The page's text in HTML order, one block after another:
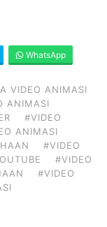
WhatsApp
VIDEO ANIMASI
ANIMASI
#VIDEO
ANIMASI
#VIDEO
#VIDEO
#VIDEO